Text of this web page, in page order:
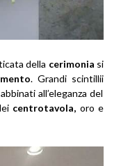
della cerimonia si
. Grandi scintillii
all’eleganza del
centrotavola, oro e